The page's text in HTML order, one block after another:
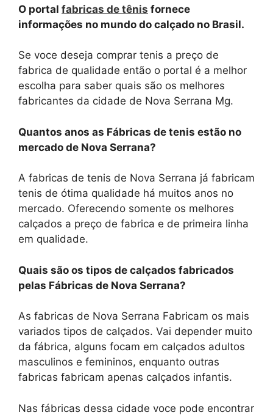
O portal fabricas de tênis fornece
informações no mundo do calçado no Brasil.
Se voce deseja comprar tenis a preço de
fabrica de qualidade então o portal é a melhor
escolha para saber quais são os melhores
fabricantes da cidade de Nova Serrana Mg.
Quantos anos as Fábricas de tenis estão no
mercado de Nova Serrana?
A fabricas de tenis de Nova Serrana já fabricam
tenis de ótima qualidade há muitos anos no
mercado. Oferecendo somente os melhores
calçados a preço de fabrica e de primeira linha
em qualidade.
Quais são os tipos de calçados fabricados
pelas Fábricas de Nova Serrana?
As fabricas de Nova Serrana Fabricam os mais
variados tipos de calçados. Vai depender muito
da fábrica, alguns focam em calçados adultos
masculinos e femininos, enquanto outras
fabricas fabricam apenas calçados infantis.
Nas fábricas dessa cidade voce pode encontrar